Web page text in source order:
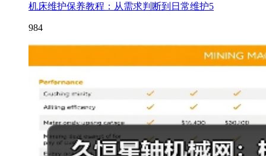
机床维护保养教程：从需求判断到日常维护5
984